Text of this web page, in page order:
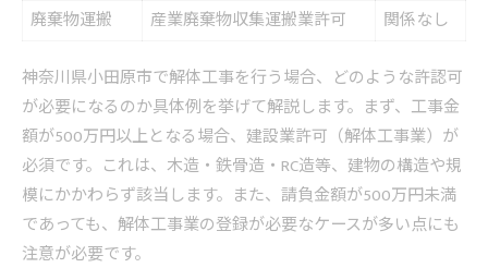
廃棄物運搬
産業廃棄物収集運搬業許可 関係なし
神奈川県小田原市で解体工事を行う場合、どのような許認可
が必要になるのか具体例を挙げて解説します。まず、工事金
額が500万円以上となる場合、建設業許可（解体工事業）が
必須です。これは、木造・鉄骨造・RC造等、建物の構造や規
模にかかわらず該当します。また、請負金額が500万円未満
であっても、解体工事業の登録が必要なケースが多い点にも
注意が必要です。